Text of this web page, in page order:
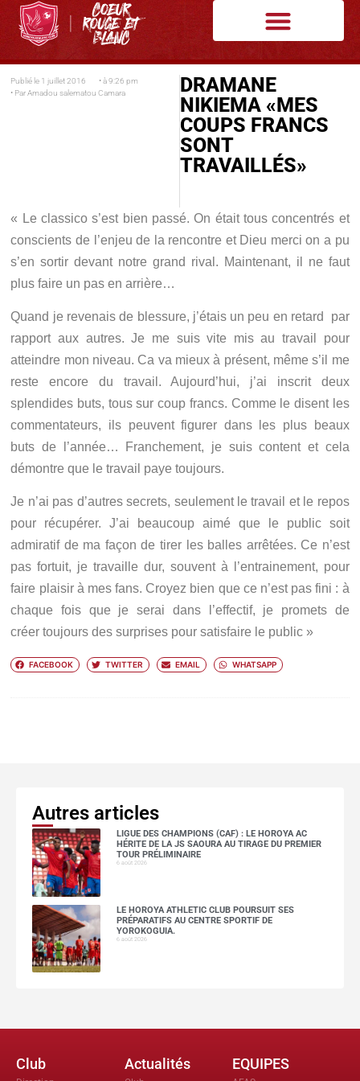
Publié le 1 juillet 2016 • à 9:26 pm
• ParAmadou salematou Camara
DRAMANE
NIKIEMA «MES
COUPS FRANCS
SONT
TRAVAILLÉS»
« Le classico s’est bien passé. On était tous concentrés et
conscients de l’enjeu de la rencontre et Dieu merci on a pu
s’en sortir devant notre grand rival. Maintenant, il ne faut
plus faire un pas en arrière…
Quand je revenais de blessure, j’étais un peu en retard par
rapport aux autres. Je me suis vite mis au travail pour
atteindre mon niveau. Ca va mieux à présent, même s’il me
reste encore du travail. Aujourd’hui, j’ai inscrit deux
splendides buts, tous sur coup francs. Comme le disent les
commentateurs, ils peuvent figurer dans les plus beaux
buts de l’année… Franchement, je suis content et cela
démontre que le travail paye toujours.
Je n’ai pas d’autres secrets, seulement le travail et le repos
pour récupérer. J’ai beaucoup aimé que le public soit
admiratif de ma façon de tirer les balles arrêtées. Ce n’est
pas fortuit, je travaille dur, souvent à l’entrainement, pour
faire plaisir à mes fans. Croyez bien que ce n’est pas fini : à
chaque fois que je serai dans l’effectif, je promets de
créer toujours des surprises pour satisfaire le public »
FACEBOOK TWITTER EMAIL WHATSAPP
Autres articles
LIGUE DES CHAMPIONS (CAF) : LE HOROYA AC
HÉRITE DE LA JS SAOURA AU TIRAGE DU PREMIER
TOUR PRÉLIMINAIRE
6 août 2026
LE HOROYA ATHLETIC CLUB POURSUIT SES
PRÉPARATIFS AU CENTRE SPORTIF DE
YOROKOGUIA.
6 août 2026
Club Actualités EQUIPES